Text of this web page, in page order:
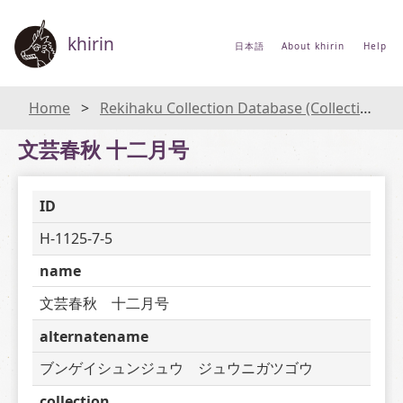
khirin 日本語 About khirin Help
Home Rekihaku Collection Database (Collections Database of the National Museum of Japanese History)
文芸春秋 十二月号
ID
H-1125-7-5
name
文芸春秋　十二月号
alternatename
ブンゲイシュンジュウ　ジュウニガツゴウ